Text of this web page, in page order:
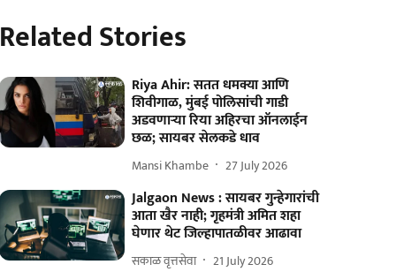
Related Stories
Riya Ahir: सतत धमक्या आणि
शिवीगाळ, मुंबई पोलिसांची गाडी
अडवणाऱ्या रिया अहिरचा ऑनलाईन
छळ; सायबर सेलकडे धाव
Mansi Khambe 27 July 2026
Jalgaon News : सायबर गुन्हेगारांची
आता खैर नाही; गृहमंत्री अमित शहा
घेणार थेट जिल्हापातळीवर आढावा
सकाळ वृत्तसेवा 21 July 2026